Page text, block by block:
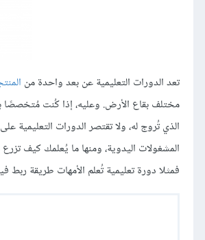
تعد الدورات التعليمية عن بعد واحدة من
مختلف بقاع الأرض. وعليه، إذا كُنت مُتخصصًا
الذي تُروج له، ولا تقتصر الدورات التعليمية
المشغولات اليدوية، ومنها ما يُعلمك كيف
فمثلا دورة تعليمية تُعلم الأمهات طريقة